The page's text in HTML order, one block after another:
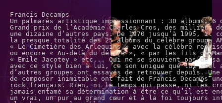
Francis Decamps
Un palmarès artistique impressionnant : 30 albums,
Grand prix de l’Académie Charles Cros, des milliers
une dizaine d’autres pays. De 1970 jusqu’à 1995, il
la presque totalité des 25 albums du célèbre groupe
« Le Cimetière des Arlequins » avec la célèbre
ou encore « Au-delà du délire », « par les fils de
« Emile Jacotey » etc... Qui ne se souvient pas de
avec ce style bien à lui, ce son unique que lui seul
d’autres groupes ont essayés de retrouver depuis.
de composer inimitable ont fait de Francis Decamps
rock français. Rien, ni le temps qui passe, ni les
jamais entamé sa détermination à être ce qu’il est
un vrai, un pur au grand cœur et à la foi toujours